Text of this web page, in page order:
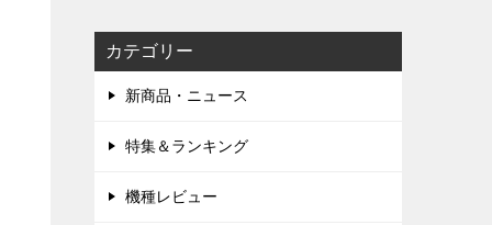
カテゴリー
新商品・ニュース
特集＆ランキング
機種レビュー